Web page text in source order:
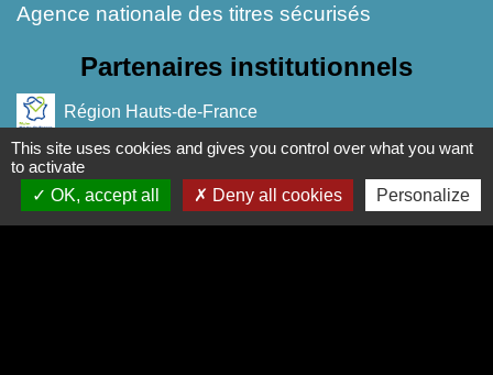
Agence nationale des titres sécurisés
Partenaires institutionnels
Région Hauts-de-France
Département de l'Oise
CC Oise Picarde
This site uses cookies and gives you control over what you want
to activate
OK, accept all
Deny all cookies Personalize